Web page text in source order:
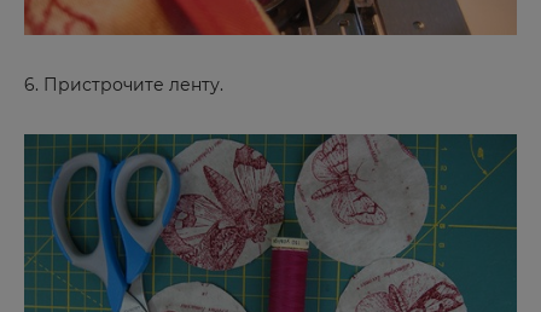
6. Пристрочите ленту.
Брянск
В
Великие Луки
Великий Новгород
Вельск